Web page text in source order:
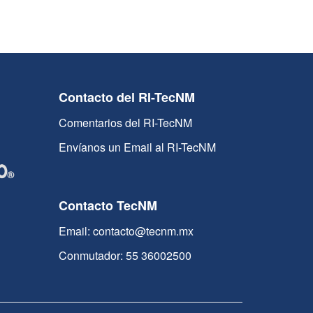
Contacto del RI-TecNM
Comentarios del RI-TecNM
Envíanos un Email al RI-TecNM
Contacto TecNM
Email: contacto@tecnm.mx
Conmutador: 55 36002500